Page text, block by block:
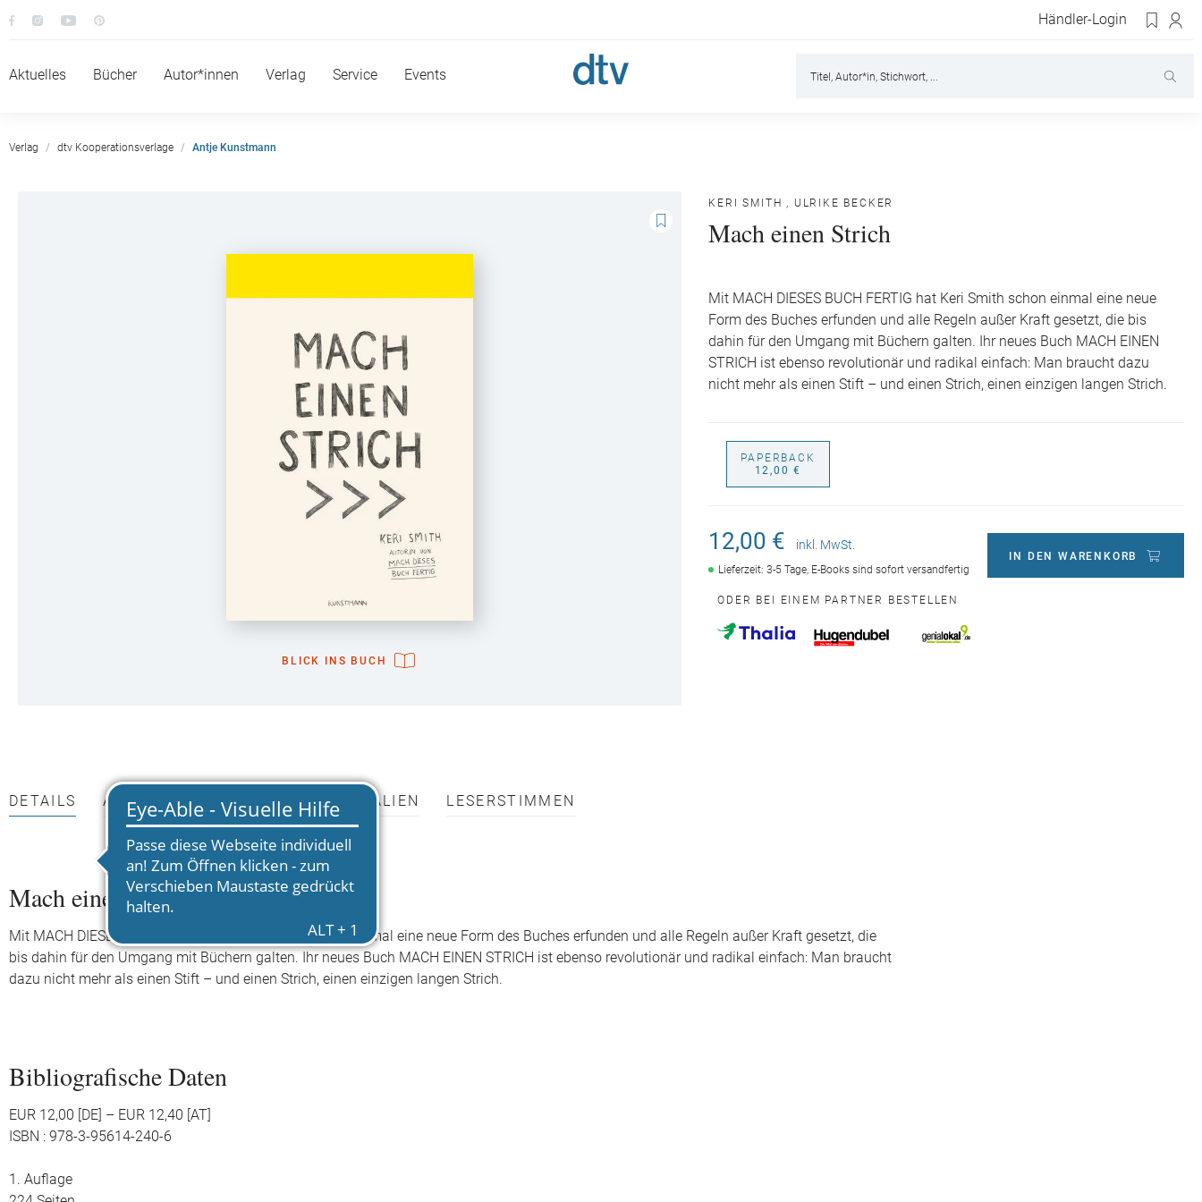
Händler-Login
Aktuelles Bücher Autor*innen Verlag Service Events
Verlag dtv Kooperationsverlage Antje Kunstmann
BLICK INS BUCH
KERI SMITH , ULRIKE BECKER
Mach einen Strich
Mit MACH DIESES BUCH FERTIG hat Keri Smith schon einmal eine neue
Form des Buches erfunden und alle Regeln außer Kraft gesetzt, die bis
dahin für den Umgang mit Büchern galten. Ihr neues Buch MACH EINEN
STRICH ist ebenso revolutionär und radikal einfach: Man braucht dazu
nicht mehr als einen Stift – und einen Strich, einen einzigen langen Strich.
PAPERBACK
12,00 €
12,00 € inkl. MwSt.
Lieferzeit: 3-5 Tage, E-Books sind sofort versandfertig
IN DEN WARENKORB
ODER BEI EINEM PARTNER BESTELLEN
DETAILS AUTOR*INNEN PRESSEMATERIALIEN LESERSTIMMEN
Mach einen Strich
Mit MACH DIESES BUCH FERTIG hat Keri Smith schon einmal eine neue Form des Buches erfunden und alle Regeln außer Kraft gesetzt, die
bis dahin für den Umgang mit Büchern galten. Ihr neues Buch MACH EINEN STRICH ist ebenso revolutionär und radikal einfach: Man braucht
dazu nicht mehr als einen Stift – und einen Strich, einen einzigen langen Strich.
Bibliografische Daten
EUR 12,00 [DE] – EUR 12,40 [AT]
ISBN : 978-3-95614-240-6
1. Auflage